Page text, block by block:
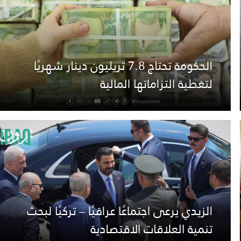
الحكومة تحتاج 7.8 تريليون دينار شهريًا
لتغطية التزاماتها المالية
الزيدي يرعى اجتماعًا عراقيًا – تركيًا لبحث
تنمية العلاقات الاقتصادية